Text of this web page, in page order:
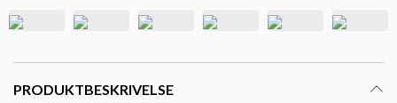
PRODUKTBESKRIVELSE